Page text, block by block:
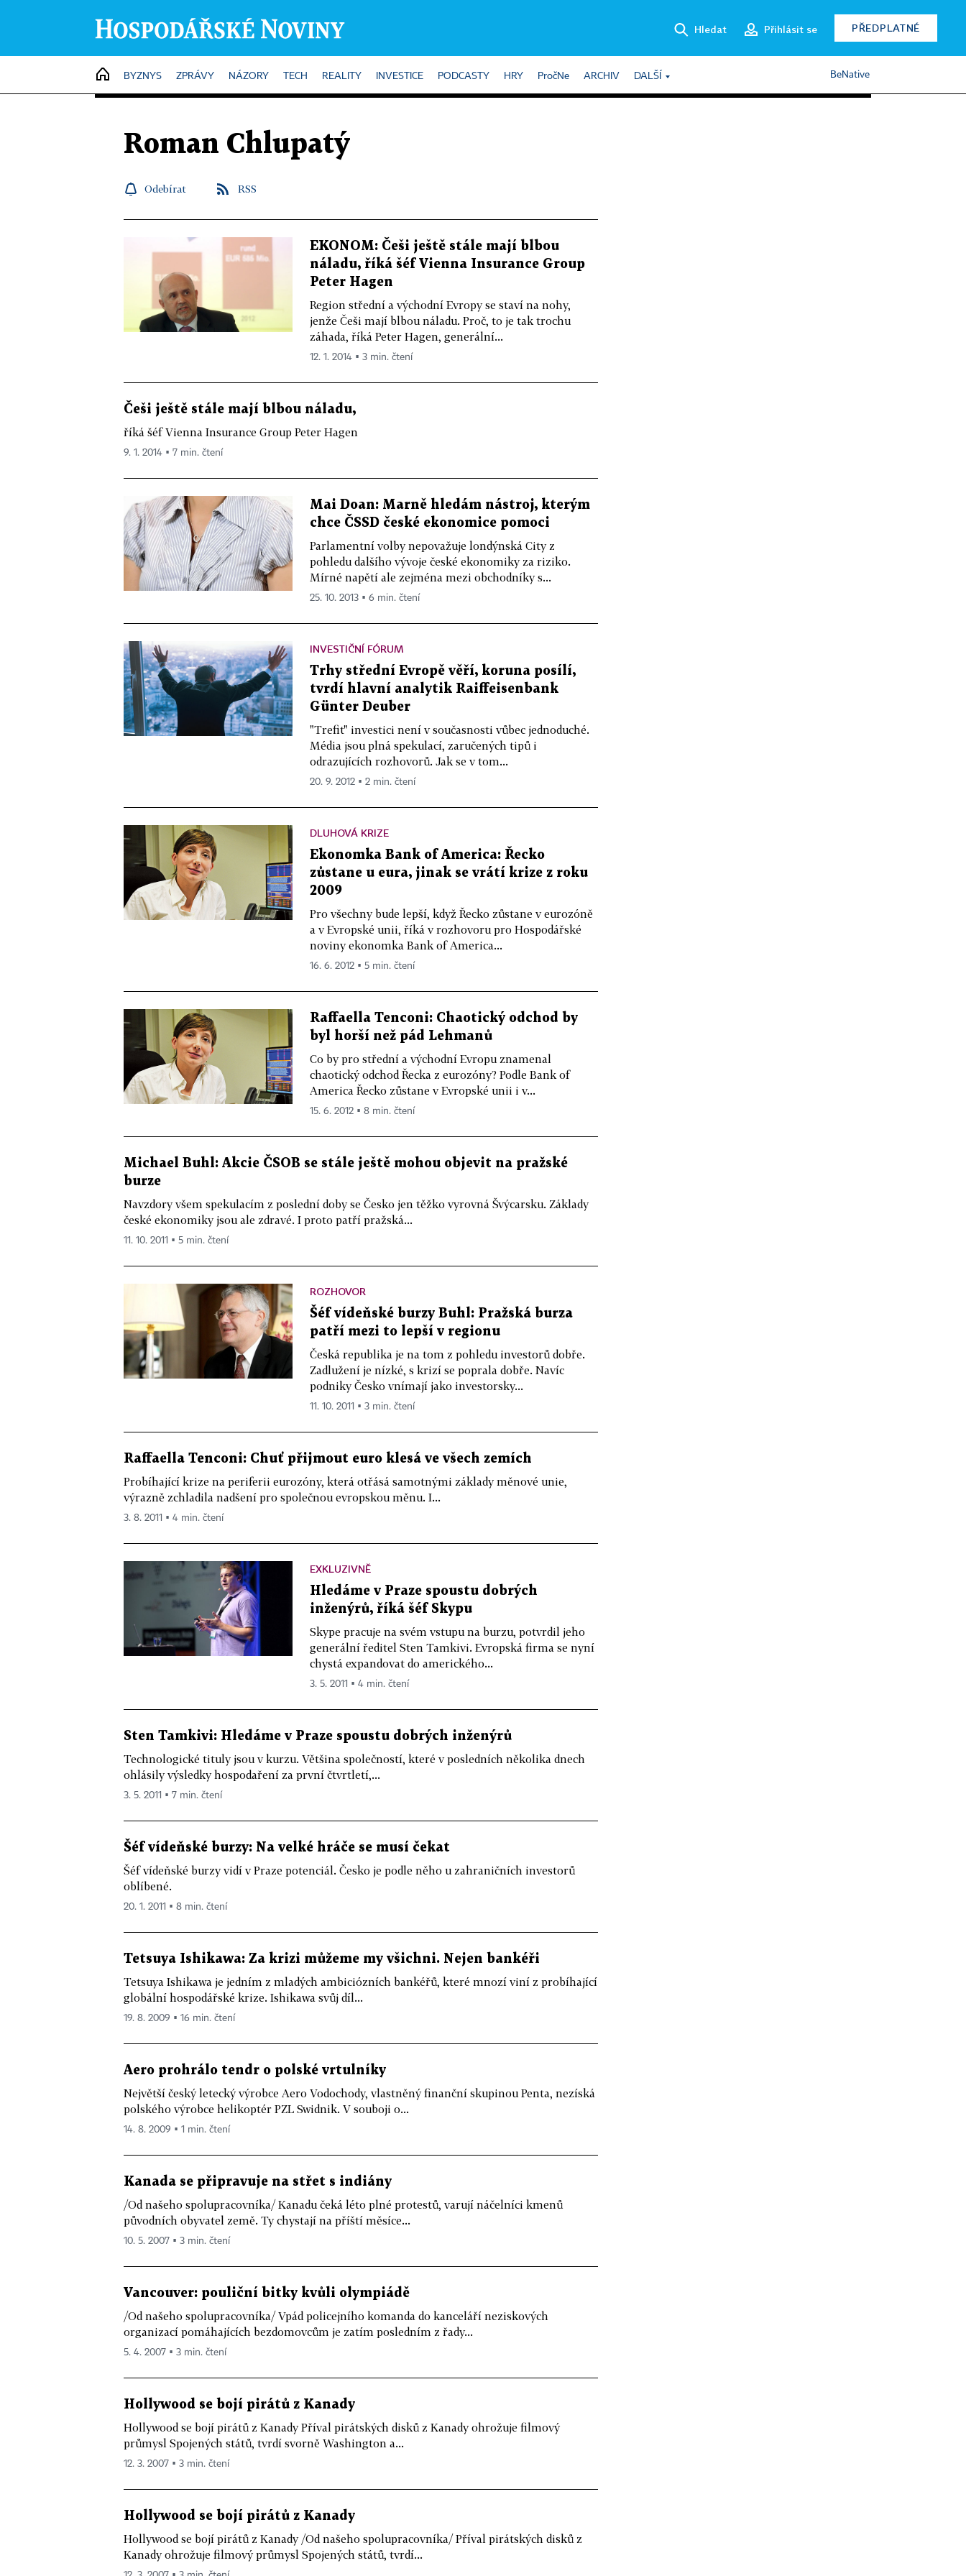
Hledat Přihlásit se PŘEDPLATNÉ
HOME
BYZNYS ZPRÁVY NÁZORY TECH REALITY INVESTICE PODCASTY HRY PročNe ARCHIV DALŠÍ BeNative
Roman Chlupatý
Odebírat RSS
EKONOM: Češi ještě stále mají blbou
náladu, říká šéf Vienna Insurance Group
Peter Hagen
Region střední a východní Evropy se staví na nohy,
jenže Češi mají blbou náladu. Proč, to je tak trochu
záhada, říká Peter Hagen, generální...
12. 1. 2014 ▪ 3 min. čtení
Češi ještě stále mají blbou náladu,
říká šéf Vienna Insurance Group Peter Hagen
9. 1. 2014 ▪ 7 min. čtení
Mai Doan: Marně hledám nástroj, kterým
chce ČSSD české ekonomice pomoci
Parlamentní volby nepovažuje londýnská City z
pohledu dalšího vývoje české ekonomiky za riziko.
Mírné napětí ale zejména mezi obchodníky s...
25. 10. 2013 ▪ 6 min. čtení
INVESTIČNÍ FÓRUM
Trhy střední Evropě věří, koruna posílí,
tvrdí hlavní analytik Raiffeisenbank
Günter Deuber
"Trefit" investici není v současnosti vůbec jednoduché.
Média jsou plná spekulací, zaručených tipů i
odrazujících rozhovorů. Jak se v tom...
20. 9. 2012 ▪ 2 min. čtení
DLUHOVÁ KRIZE
Ekonomka Bank of America: Řecko
zůstane u eura, jinak se vrátí krize z roku
2009
Pro všechny bude lepší, když Řecko zůstane v eurozóně
a v Evropské unii, říká v rozhovoru pro Hospodářské
noviny ekonomka Bank of America...
16. 6. 2012 ▪ 5 min. čtení
Raffaella Tenconi: Chaotický odchod by
byl horší než pád Lehmanů
Co by pro střední a východní Evropu znamenal
chaotický odchod Řecka z eurozóny? Podle Bank of
America Řecko zůstane v Evropské unii i v...
15. 6. 2012 ▪ 8 min. čtení
Michael Buhl: Akcie ČSOB se stále ještě mohou objevit na pražské
burze
Navzdory všem spekulacím z poslední doby se Česko jen těžko vyrovná Švýcarsku. Základy
české ekonomiky jsou ale zdravé. I proto patří pražská...
11. 10. 2011 ▪ 5 min. čtení
ROZHOVOR
Šéf vídeňské burzy Buhl: Pražská burza
patří mezi to lepší v regionu
Česká republika je na tom z pohledu investorů dobře.
Zadlužení je nízké, s krizí se poprala dobře. Navíc
podniky Česko vnímají jako investorsky...
11. 10. 2011 ▪ 3 min. čtení
Raffaella Tenconi: Chuť přijmout euro klesá ve všech zemích
Probíhající krize na periferii eurozóny, která otřásá samotnými základy měnové unie,
výrazně zchladila nadšení pro společnou evropskou měnu. I...
3. 8. 2011 ▪ 4 min. čtení
EXKLUZIVNĚ
Hledáme v Praze spoustu dobrých
inženýrů, říká šéf Skypu
Skype pracuje na svém vstupu na burzu, potvrdil jeho
generální ředitel Sten Tamkivi. Evropská firma se nyní
chystá expandovat do amerického...
3. 5. 2011 ▪ 4 min. čtení
Sten Tamkivi: Hledáme v Praze spoustu dobrých inženýrů
Technologické tituly jsou v kurzu. Většina společností, které v posledních několika dnech
ohlásily výsledky hospodaření za první čtvrtletí,...
3. 5. 2011 ▪ 7 min. čtení
Šéf vídeňské burzy: Na velké hráče se musí čekat
Šéf vídeňské burzy vidí v Praze potenciál. Česko je podle něho u zahraničních investorů
oblíbené.
20. 1. 2011 ▪ 8 min. čtení
Tetsuya Ishikawa: Za krizi můžeme my všichni. Nejen bankéři
Tetsuya Ishikawa je jedním z mladých ambiciózních bankéřů, které mnozí viní z probíhající
globální hospodářské krize. Ishikawa svůj díl...
19. 8. 2009 ▪ 16 min. čtení
Aero prohrálo tendr o polské vrtulníky
Největší český letecký výrobce Aero Vodochody, vlastněný finanční skupinou Penta, nezíská
polského výrobce helikoptér PZL Swidnik. V souboji o...
14. 8. 2009 ▪ 1 min. čtení
Kanada se připravuje na střet s indiány
/Od našeho spolupracovníka/ Kanadu čeká léto plné protestů, varují náčelníci kmenů
původních obyvatel země. Ty chystají na příští měsíce...
10. 5. 2007 ▪ 3 min. čtení
Vancouver: pouliční bitky kvůli olympiádě
/Od našeho spolupracovníka/ Vpád policejního komanda do kanceláří neziskových
organizací pomáhajících bezdomovcům je zatím posledním z řady...
5. 4. 2007 ▪ 3 min. čtení
Hollywood se bojí pirátů z Kanady
Hollywood se bojí pirátů z Kanady Příval pirátských disků z Kanady ohrožuje filmový
průmysl Spojených států, tvrdí svorně Washington a...
12. 3. 2007 ▪ 3 min. čtení
Hollywood se bojí pirátů z Kanady
Hollywood se bojí pirátů z Kanady /Od našeho spolupracovníka/ Příval pirátských disků z
Kanady ohrožuje filmový průmysl Spojených států, tvrdí...